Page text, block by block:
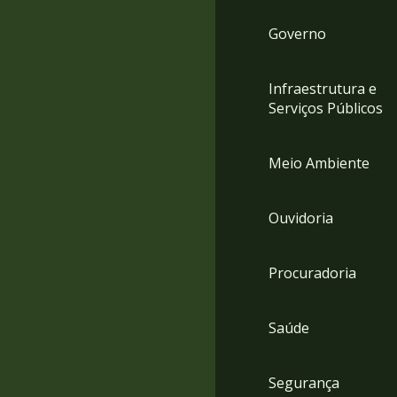
Governo
Infraestrutura e
Serviços Públicos
Meio Ambiente
Ouvidoria
Procuradoria
Saúde
Segurança